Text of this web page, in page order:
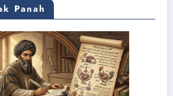
Panah